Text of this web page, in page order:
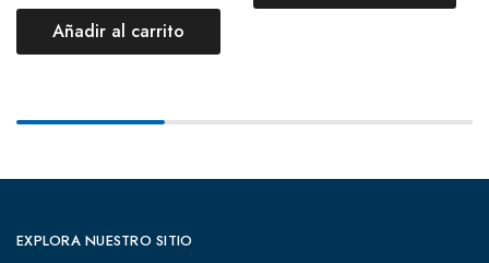
Añadir al carrito
EXPLORA NUESTRO SITIO